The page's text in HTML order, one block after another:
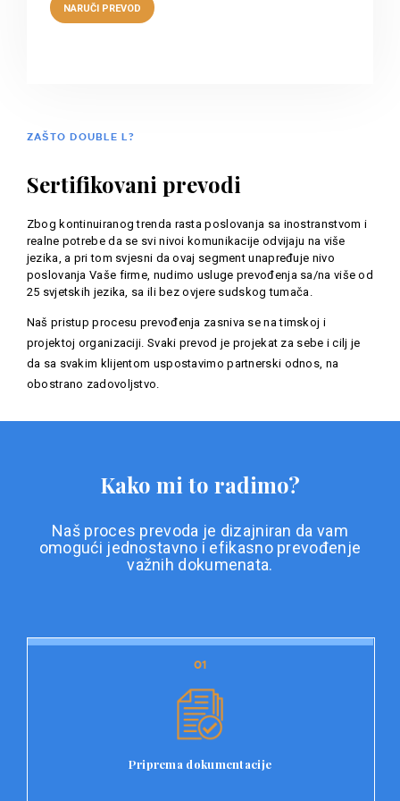
ZAŠTO DOUBLE L?
Sertifikovani prevodi
Zbog kontinuiranog trenda rasta poslovanja sa inostranstvom i
realne potrebe da se svi nivoi komunikacije odvijaju na više
jezika, a pri tom svjesni da ovaj segment unapređuje nivo
poslovanja Vaše firme, nudimo usluge prevođenja sa/na više od
25 svjetskih jezika, sa ili bez ovjere sudskog tumača.
Naš pristup procesu prevođenja zasniva se na timskoj i
projektoj organizaciji. Svaki prevod je projekat za sebe i cilj je
da sa svakim klijentom uspostavimo partnerski odnos, na
obostrano zadovoljstvo.
Kako mi to radimo?
Naš proces prevoda je dizajniran da vam
omogući jednostavno i efikasno prevođenje
važnih dokumenata.
01
Priprema dokumentacije
01
Prvi korak u našem procesu prevoda je priprema
dokumentacije. Korisnici jednostavno učitavaju svoje
dokumenta, kao i specifične zahtjeve za prevod.